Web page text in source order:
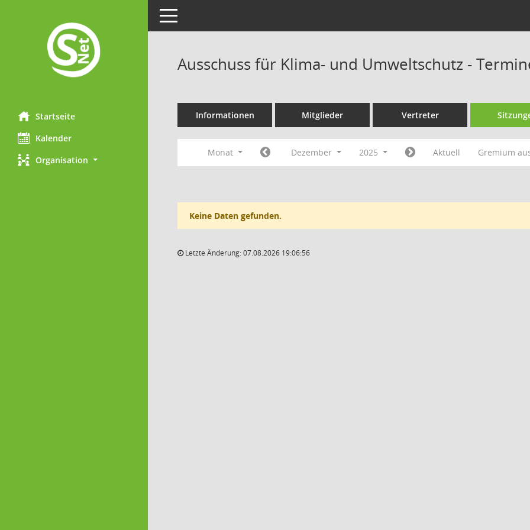
Startseite
Kalender
Organisation
Toggle navigation
Ausschuss für Klima- und Umweltschutz -
Informationen Mitglieder Vertreter
Monat Dezember 2025 Aktuell Gremium
Keine Daten gefunden.
Letzte Änderung: 07.08.2026 19:06:56